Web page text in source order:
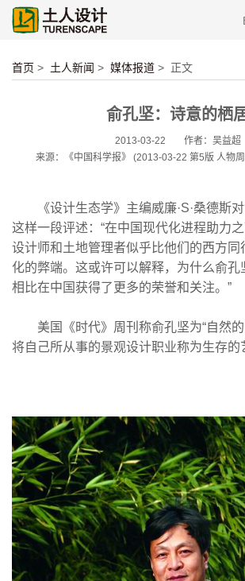
首页 > 土人新闻 > 媒体报道 > 正文
俞孔坚：诗意的栖
2013-03-22
作者：吴益超
来源：《中国科学报》 (2013-03-22 第5版 人物
《设计生态学》主编威廉·S·桑德斯对
这样一段评述：“在中国现代化进程助力
设计师和土地管理者似乎比他们的西方同
化的弊端。这或许可以解释，为什么俞孔
相比在中国获得了更多的荣誉和关注。”
美国《时代》周刊称俞孔坚为“自然的
将自己所从事的景观设计职业称为生存的